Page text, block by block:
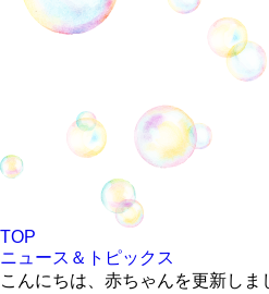
TOP
ニュース＆トピックス
こんにちは、赤ちゃんを更新しま